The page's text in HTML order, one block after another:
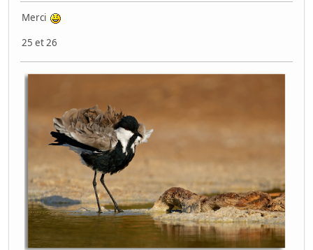
Merci
25 et 26